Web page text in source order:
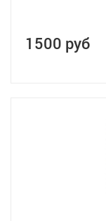
1500 руб